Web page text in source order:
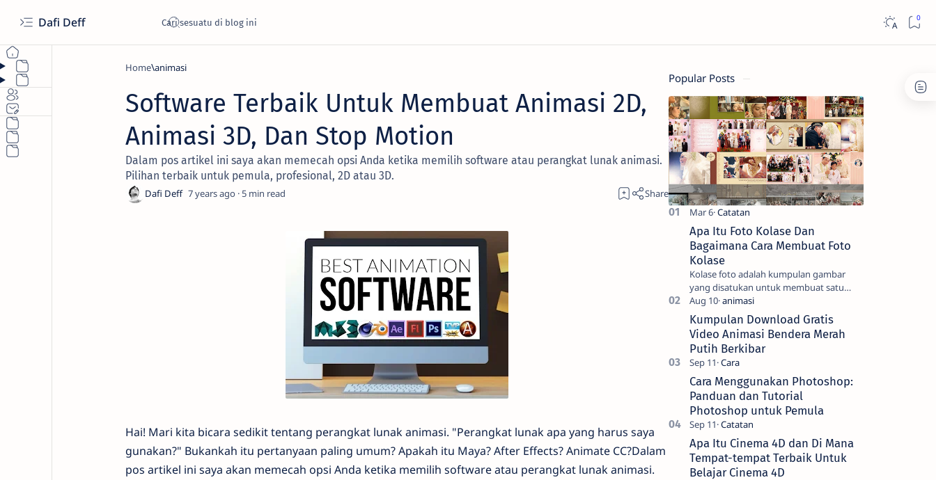
Dafi Deff
Home animasi
Software Terbaik Untuk Membuat Animasi 2D,
Animasi 3D, Dan Stop Motion
Dalam pos artikel ini saya akan memecah opsi Anda ketika memilih software atau perangkat lunak animasi.
Pilihan terbaik untuk pemula, profesional, 2D atau 3D.
7 years ago 5
Hai! Mari kita bicara sedikit tentang perangkat lunak animasi. "Perangkat lunak apa yang harus saya
gunakan?" Bukankah itu pertanyaan paling umum? Apakah itu Maya? After Effects? Animate CC?Dalam
pos artikel ini saya akan memecah opsi Anda ketika memilih software atau perangkat lunak animasi.
Popular Posts
Apa Itu Foto Kolase Dan
Bagaimana Cara Membuat Foto
Kolase
Kolase foto adalah kumpulan gambar
yang disatukan untuk membuat satu
gambar. Seni tradisional melibatkan
pemotongan gambar menjadi bentuk
yang men…
Kumpulan Download Gratis
Video Animasi Bendera Merah
Putih Berkibar
Cara Menggunakan Photoshop:
Panduan dan Tutorial
Photoshop untuk Pemula
Apa Itu Cinema 4D dan Di Mana
Tempat-tempat Terbaik Untuk
Belajar Cinema 4D